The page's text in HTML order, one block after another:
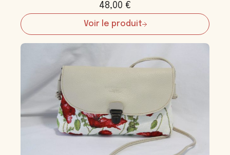
48,00 €
Voir le produit
:
Sac
trapèze